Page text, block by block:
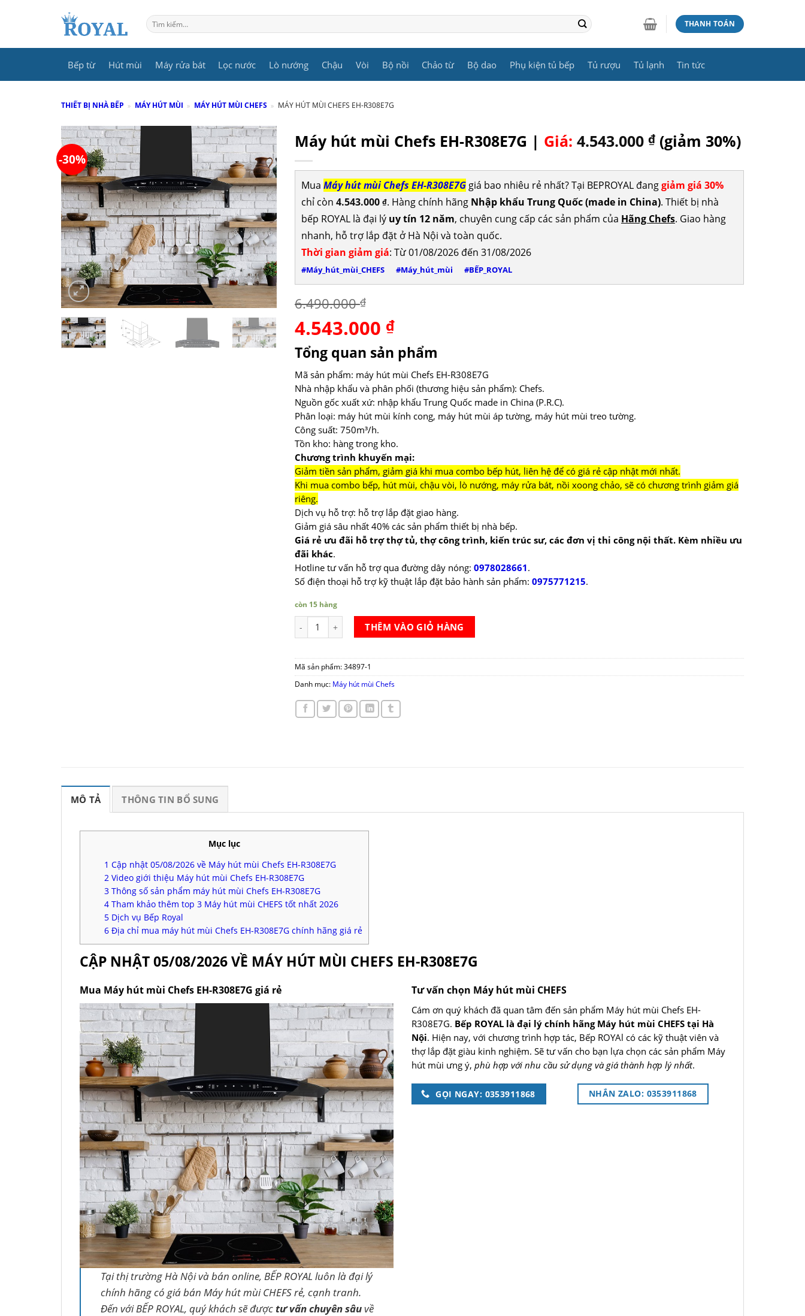
Tìm
kiếm:
THANH TOÁN
Bếp từ Hút mùi Máy rửa bát Lọc nước Lò nướng Chậu Vòi Bộ nồi Chảo từ Bộ dao Phụ kiện tủ bếp Tủ rượu Tủ lạnh Tin tức
THIẾT BỊ NHÀ BẾP » MÁY HÚT MÙI » MÁY HÚT MÙI CHEFS » MÁY HÚT MÙI CHEFS EH-R308E7G
-30%
Máy hút mùi Chefs EH-R308E7G | Giá: 4.543.000 ₫(giảm 30%)
Mua Máy hút mùi Chefs EH-R308E7Ggiá bao nhiêu rẻ nhất? Tại BEPROYAL đanggiảm giá 30%
chỉ còn 4.543.000 ₫. Hàng chính hãng Nhập khẩu Trung Quốc (made in China). Thiết bị nhà
bếp ROYAL là đại lý uy tín 12 năm, chuyên cung cấp các sản phẩm của Hãng Chefs. Giao hàng
nhanh, hỗ trợ lắp đặt ở Hà Nội và toàn quốc.
Thời gian giảm giá: Từ 01/08/2026 đến 31/08/2026
#Máy_hút_mùi_CHEFS #Máy_hút_mùi #BẾP_ROYAL
6.490.000₫
Giá
gốc
là:
6.490.000 ₫.
4.543.000 ₫Giá
tại
là:
4.543.000 ₫.
Tổng quan sản phẩm
Mã sản phẩm: máy hút mùi Chefs EH-R308E7G
Nhà nhập khẩu và phân phối (thương hiệu sản phẩm): Chefs.
Nguồn gốc xuất xứ: nhập khẩu Trung Quốc made in China (P.R.C).
Phân loại: máy hút mùi kính cong, máy hút mùi áp tường, máy hút mùi treo tường.
Công suất: 750m³/h.
Tồn kho: hàng trong kho.
Chương trình khuyến mại:
Giảm tiền sản phẩm, giảm giá khi mua combo bếp hút, liên hệ để có giá rẻ cập nhật mới nhất.
Khi mua combo bếp, hút mùi, chậu vòi, lò nướng, máy rửa bát, nồi xoong chảo, sẽ có chương trình giảm giá
riêng.
Dịch vụ hỗ trợ: hỗ trợ lắp đặt giao hàng.
Giảm giá sâu nhất 40% các sản phẩm thiết bị nhà bếp.
Giá rẻ ưu đãi hỗ trợ thợ tủ, thợ công trình, kiến trúc sư, các đơn vị thi công nội thất. Kèm nhiều ưu
đãi khác.
Hotline tư vấn hỗ trợ qua đường dây nóng: 0978028661.
Số điện thoại hỗ trợ kỹ thuật lắp đặt bảo hành sản phẩm: 0975771215.
còn 15 hàng
Máy hút mùi Chefs EH-R308E7G số lượng
THÊM VÀO GIỎ HÀNG
Mã sản phẩm: 34897-1
Danh mục: Máy hút mùi Chefs
MÔ TẢ THÔNG TIN BỔ SUNG
Mục lục
1 Cập nhật 05/08/2026 về Máy hút mùi Chefs EH-R308E7G
2 Video giới thiệu Máy hút mùi Chefs EH-R308E7G
3 Thông số sản phẩm máy hút mùi Chefs EH-R308E7G
4 Tham khảo thêm top 3 Máy hút mùi CHEFS tốt nhất 2026
5 Dịch vụ Bếp Royal
6 Địa chỉ mua máy hút mùi Chefs EH-R308E7G chính hãng giá rẻ
CẬP NHẬT 05/08/2026 VỀ MÁY HÚT MÙI CHEFS EH-R308E7G
Mua Máy hút mùi Chefs EH-R308E7G giá rẻ
Tại thị trường Hà Nội và bán online, BẾP ROYAL luôn là đại lý
chính hãng có giá bán Máy hút mùi CHEFS rẻ, cạnh tranh.
Đến với BẾP ROYAL, quý khách sẽ đượctư vấn chuyên sâuvề
Tư vấn chọn Máy hút mùi CHEFS
Cám ơn quý khách đã quan tâm đến sản phẩm Máy hút mùi Chefs EH-
R308E7G. Bếp ROYAL là đại lý chính hãng Máy hút mùi CHEFS tại Hà
Nội. Hiện nay, với chương trình hợp tác, Bếp ROYAl có các kỹ thuật viên và
thợ lắp đặt giàu kinh nghiệm. Sẽ tư vấn cho bạn lựa chọn các sản phẩm Máy
hút mùi ưng ý, phù hợp với nhu cầu sử dụng và giá thành hợp lý nhất.
GỌI NGAY: 0353911868 NHẮN ZALO: 0353911868